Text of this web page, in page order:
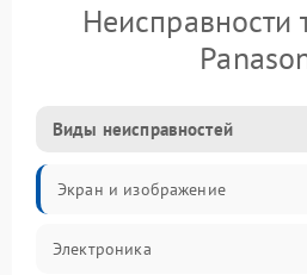
Неисправности
Виды неисправностей
Экран и изображение
Электроника